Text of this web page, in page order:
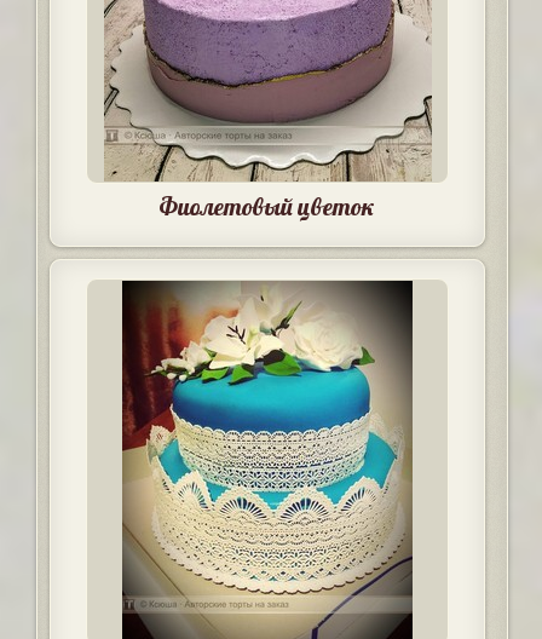
Фиолетовый цветок